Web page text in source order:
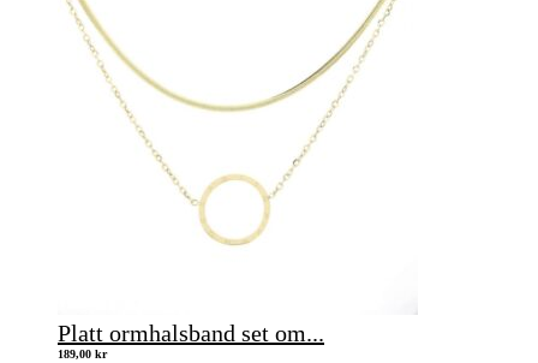
Platt ormhalsband set om...
189,00 kr